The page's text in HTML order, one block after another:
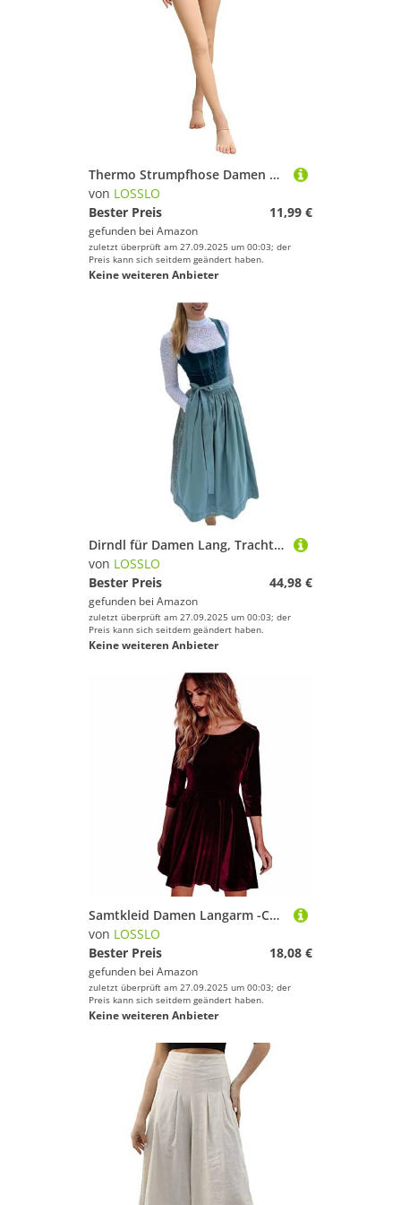
Thermo Strumpfhose Damen Gefüttert ,Strumpfhosen Damen Winter,Thermostrumpfhose Damen Hautfarbe Bauchweg Fleece Leggings Gefälschte Durchscheinend Tights Leggins Pantyhose Thermostrumpfhosen Frauen
von LOSSLO
Bester Preis
11,99 €
gefunden bei Amazon
zuletzt überprüft am 27.09.2025 um 00:03; der
Preis kann sich seitdem geändert haben.
Keine weiteren Anbieter
Dirndl für Damen Lang, Trachtenkleid Damen Elegant, Dirndlkleid Tracht Kleid Modern Bayerisches Kostüm Trachtenkleider Trachtenrock Trachten Kleidung Oktoberfest Mottoparty
von LOSSLO
Bester Preis
44,98 €
gefunden bei Amazon
zuletzt überprüft am 27.09.2025 um 00:03; der
Preis kann sich seitdem geändert haben.
Keine weiteren Anbieter
Samtkleid Damen Langarm -Cocktailkleid Damen Kurz -Mini Kleider Damen Elegant Minikleid A-Linie Winterkleid Swing Kleid Rundhals Freizeitkleid Hohe Taille Einfarbig Partykleid Abendkleid Herbst
von LOSSLO
Bester Preis
18,08 €
gefunden bei Amazon
zuletzt überprüft am 27.09.2025 um 00:03; der
Preis kann sich seitdem geändert haben.
Keine weiteren Anbieter